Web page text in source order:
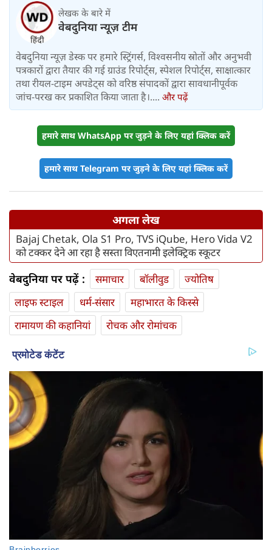
लेखक के बारे में
वेबदुनिया न्यूज़ टीम
वेबदुनिया न्यूज़ डेस्क पर हमारे स्ट्रिंगर्स, विश्वसनीय स्रोतों और अनुभवी
पत्रकारों द्वारा तैयार की गई ग्राउंड रिपोर्ट्स, स्पेशल रिपोर्ट्स, साक्षात्कार
तथा रीयल-टाइम अपडेट्स को वरिष्ठ संपादकों द्वारा सावधानीपूर्वक
जांच-परख कर प्रकाशित किया जाता है।.... और पढ़ें
हमारे साथ WhatsApp पर जुड़ने के लिए यहां क्लिक करें
हमारे साथ Telegram पर जुड़ने के लिए यहां क्लिक करें
अगला लेख
Bajaj Chetak, Ola S1 Pro, TVS iQube, Hero Vida V2
को टक्कर देने आ रहा है सस्ता विएतनामी इलेक्ट्रिक स्कूटर
वेबदुनिया पर पढ़ें : समाचार बॉलीवुड
ज्योतिष
लाइफ स्‍टाइल
धर्म-संसार
महाभारत के किस्से
रामायण की कहानियां
रोचक और रोमांचक